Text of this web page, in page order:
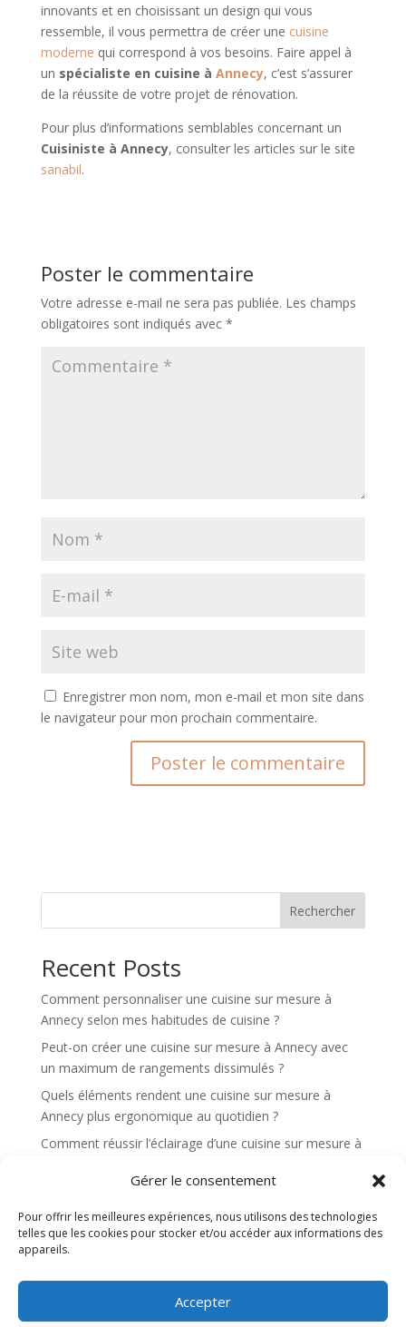
Gérer le consentement
Pour offrir les meilleures expériences, nous utilisons des technologies
telles que les cookies pour stocker et/ou accéder aux informations des
appareils.
Accepter
innovants et en choisissant un design qui vous
ressemble, il vous permettra de créer une cuisine
moderne qui correspond à vos besoins. Faire appel à
un spécialiste en cuisine à Annecy, c’est s’assurer
de la réussite de votre projet de rénovation.
Pour plus d’informations semblables concernant un
Cuisiniste à Annecy, consulter les articles sur le site
sanabil.
Poster le commentaire
Votre adresse e-mail ne sera pas publiée. Les champs
obligatoires sont indiqués avec *
Enregistrer mon nom, mon e-mail et mon site dans
le navigateur pour mon prochain commentaire.
e
:
Rechercher
Recent Posts
Comment personnaliser une cuisine sur mesure à
Annecy selon mes habitudes de cuisine ?
Peut-on créer une cuisine sur mesure à Annecy avec
un maximum de rangements dissimulés ?
Quels éléments rendent une cuisine sur mesure à
Annecy plus ergonomique au quotidien ?
Comment réussir l’éclairage d’une cuisine sur mesure à
Quels sont les avantages d’une cuisine sur mesure à
Annecy pour une cuisine ouverte sur le salon ?
Recent Comments